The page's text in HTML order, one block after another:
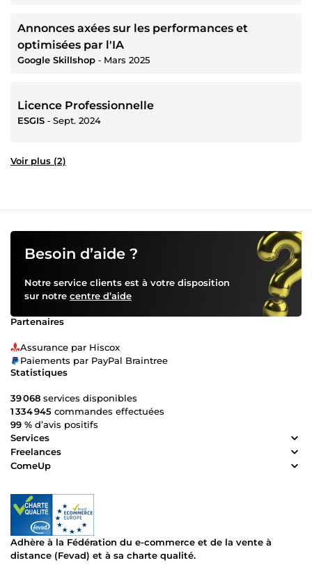
Annonces axées sur les performances et
optimisées par l'IA
Google Skillshop ‐ Mars 2025
Licence Professionnelle
ESGIS ‐ Sept. 2024
Voir plus (2)
Besoin d’aide ?
Notre service clients est à votre disposition
sur notre centre d’aide
Partenaires
Assurance par Hiscox
Paiements par PayPal Braintree
Statistiques
39 068 services disponibles
1 334 945 commandes effectuées
99 % d’avis positifs
Services
Freelances
ComeUp
Adhère à la Fédération du e-commerce et de la vente à
distance (Fevad) et à sa charte qualité.